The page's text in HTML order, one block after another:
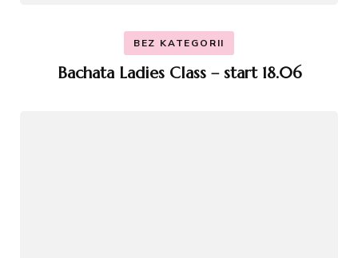
BEZ KATEGORII
Bachata Ladies Class – start 18.06